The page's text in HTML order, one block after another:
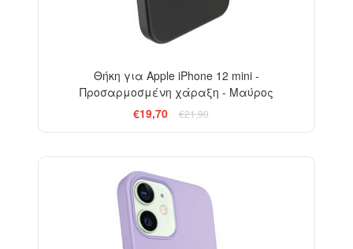
Θήκη για Apple iPhone 12 mini -
Προσαρμοσμένη χάραξη - Μαύρος
€19,70
€21,90